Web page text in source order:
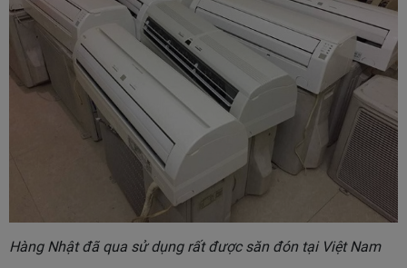
Hàng Nhật đã qua sử dụng rất được săn đón tại Việt Nam